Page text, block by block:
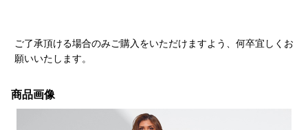
ご了承頂ける場合のみご購入をいただけますよう、何卒宜しくお
願いいたします。
商品画像